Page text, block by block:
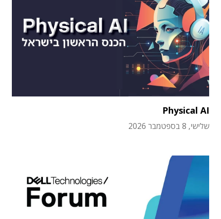
Physical AI
שלישי, 8 בספטמבר 2026